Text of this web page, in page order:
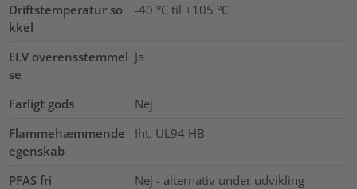
Driftstemperatur so
kkel
-40 °C til +105 °C
ELV overensstemmel
se
Ja
Farligt gods
Nej
Flammehæmmende
egenskab
Iht. UL94 HB
PFAS fri
Nej - alternativ under udvikling